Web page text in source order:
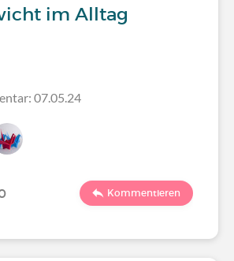
im Alltag
07.05.24
Kommentieren